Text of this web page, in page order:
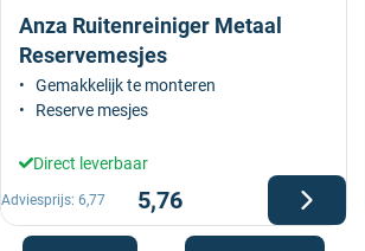
Anza Ruitenreiniger Metaal
Reservemesjes
Gemakkelijk te monteren
Reserve mesjes
Direct leverbaar
5,76
Adviesprijs: 6,77